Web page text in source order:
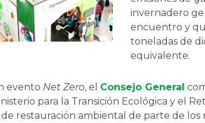
invernadero
encuentro y
toneladas de
equivalente.
evento Net Zero, el Consejo General
para la Transición Ecológica y el
restauración ambiental de parte de los